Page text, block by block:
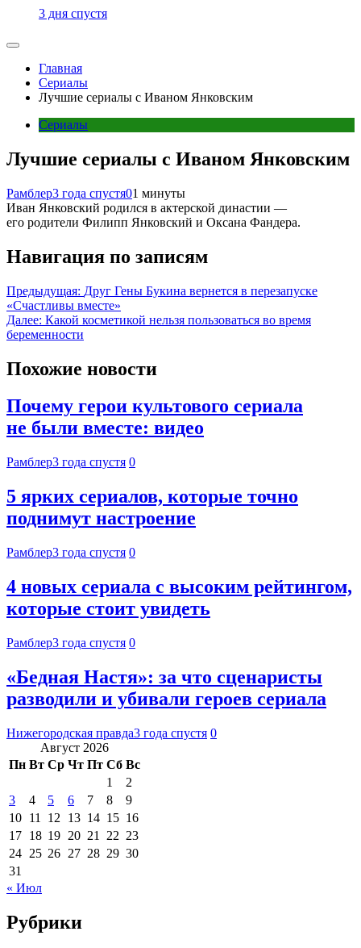
3 дня спустя
Главная
Сериалы
Лучшие сериалы с Иваном Янковским
Сериалы
Лучшие сериалы с Иваном Янковским
Рамблер3 года спустя01 минуты
Иван Янковский родился в актерской династии —
его родители Филипп Янковский и Оксана Фандера.
Навигация по записям
Предыдущая: Друг Гены Букина вернется в перезапуске
«Счастливы вместе»
Далее: Какой косметикой нельзя пользоваться во время
беременности
Похожие новости
Почему герои культового сериала
не были вместе: видео
Рамблер3 года спустя 0
5 ярких сериалов, которые точно
поднимут настроение
Рамблер3 года спустя 0
4 новых сериала с высоким рейтингом,
которые стоит увидеть
Рамблер3 года спустя 0
«Бедная Настя»: за что сценаристы
разводили и убивали героев сериала
Нижегородская правда3 года спустя 0
Август 2026
Пн Вт Ср Чт Пт Сб Вс
1
2
3
4 5 6 7 8
9
10 11 12 13 14 15 16
17 18 19 20 21 22 23
24 25 26 27 28 29 30
31
« Июл
Рубрики